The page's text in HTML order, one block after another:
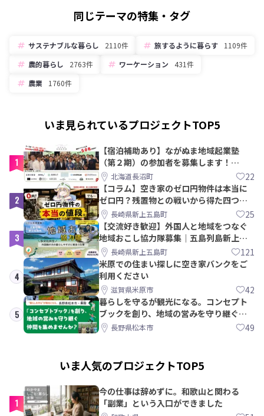
同じテーマの特集・タグ
サステナブルな暮らし 2110件 旅するように暮らす
1109件
農的暮らし
2763件 ワーケーション
431件
農業
1760件
いま見られているプロジェクトTOP5
1
【宿泊補助あり】ながぬま地域起業塾
（第２期）の参加者を募集します！
【8/21〆】
北海道長沼町 22
2
【コラム】空き家のゼロ円物件は本当に
ゼロ円？残置物との戦いから得た四つの
教訓｜新上五島町
長崎県新上五島町 25
3
【交流好き歓迎】外国人と地域をつなぐ
地域おこし協力隊募集｜五島列島新上五
島町長崎県新上五島町 121
4
米原での住まい探しに空き家バンクをご
利用ください
滋賀県米原市 42
5
暮らしを守るが観光になる。コンセプト
ブックを創り、地域の営みを守り継ぐ仲
間を集めませんか？
長野県松本市 49
いま人気のプロジェクトTOP5
1
今の仕事は辞めずに。和歌山と関わる
「副業」という入口ができました